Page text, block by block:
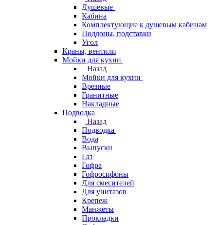
Душевые
Кабина
Комплектующие к душевым кабинам
Поддоны, подставки
Угол
Краны, вентили
Мойки для кухни
Назад
Мойки для кухни
Врезные
Гранитные
Накладные
Подводка
Назад
Подводка
Вода
Выпуски
Газ
Гофра
Гофросифоны
Для смесителей
Для унитазов
Крепеж
Манжеты
Прокладки